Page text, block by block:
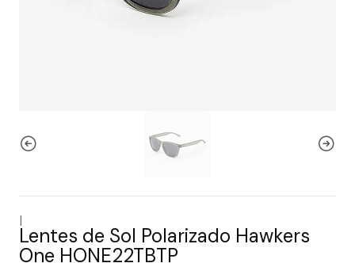
|
Lentes de Sol Polarizado Hawkers
One HONE22TBTP